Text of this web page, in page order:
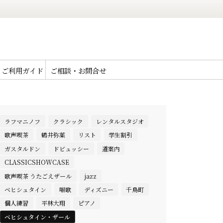
ご利用ガイド ご相談・お問合せ
ラフマニノフ クラシック
レンタルスタジオ
歌声喫茶
鶴井弥葉 リスト
学生割引
ガスタルドン
ドビュッシー
道案内
CLASSICSHOWCASE
歌声喫茶 うたごえザール
jazz
ベヒシュタイン
唱歌 ディズニー
千鳥町
個人練習
平林大翔
ピアノ
ベヒシュタイン・ザール